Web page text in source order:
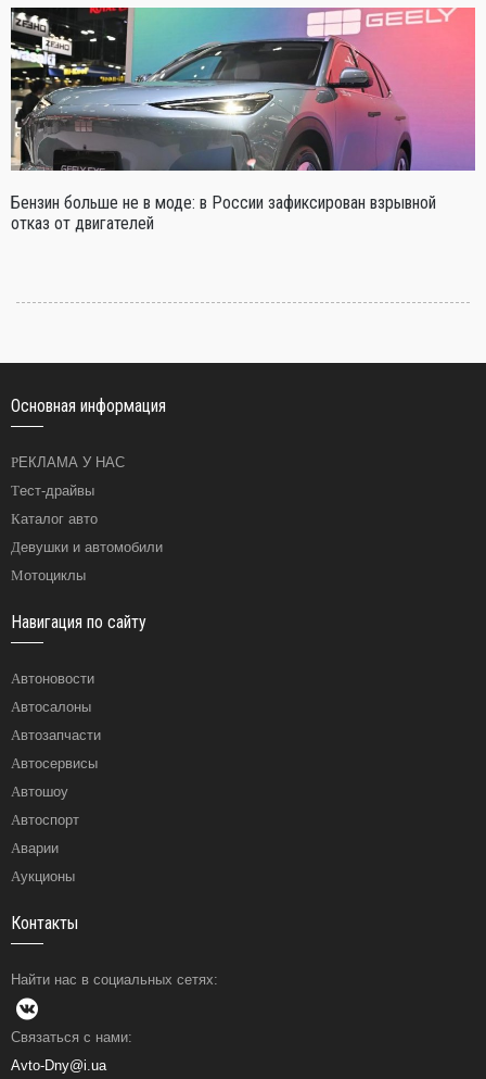
Бензин больше не в моде: в России зафиксирован взрывной
отказ от двигателей
Основная информация
РЕКЛАМА У НАС
Тест-драйвы
Каталог авто
Девушки и автомобили
Мотоциклы
Навигация по сайту
Автоновости
Автосалоны
Автозапчасти
Автосервисы
Автошоу
Автоспорт
Аварии
Аукционы
Контакты
Найти нас в социальных сетях:
Связаться с нами:
Avto-Dny@i.ua